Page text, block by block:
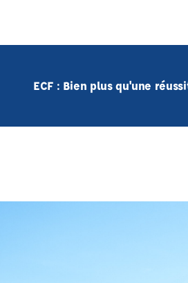
ECF : Bien plus qu'une